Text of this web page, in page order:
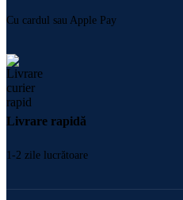
Cu cardul sau Apple Pay
Livrare rapidă
1-2 zile lucrătoare